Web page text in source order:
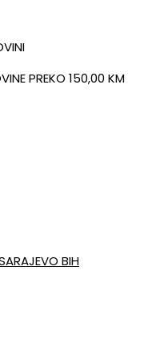
PREKO 150,00 KM
BIH